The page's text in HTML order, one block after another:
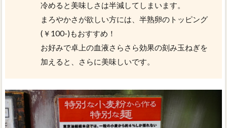
冷めると美味しさは半減してしまいます。
まろやかさが欲しい方には、半熟卵のトッピング
(￥100-)もおすすめ！
お好みで卓上の血液さらさら効果の刻み玉ねぎを
加えると、さらに美味しいです。